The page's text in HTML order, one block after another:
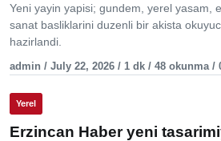
Yeni yayin yapisi; gundem, yerel yasam,
sanat basliklarini duzenli bir akista
hazirlandi.
admin / July 22, 2026 / 1 dk / 48 okunma /
Yerel
Erzincan Haber yeni